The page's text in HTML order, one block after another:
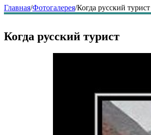
Главная/Фотогалерея/Когда русский турист
Когда русский турист